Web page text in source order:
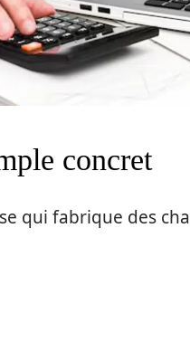
concret
qui fabrique des